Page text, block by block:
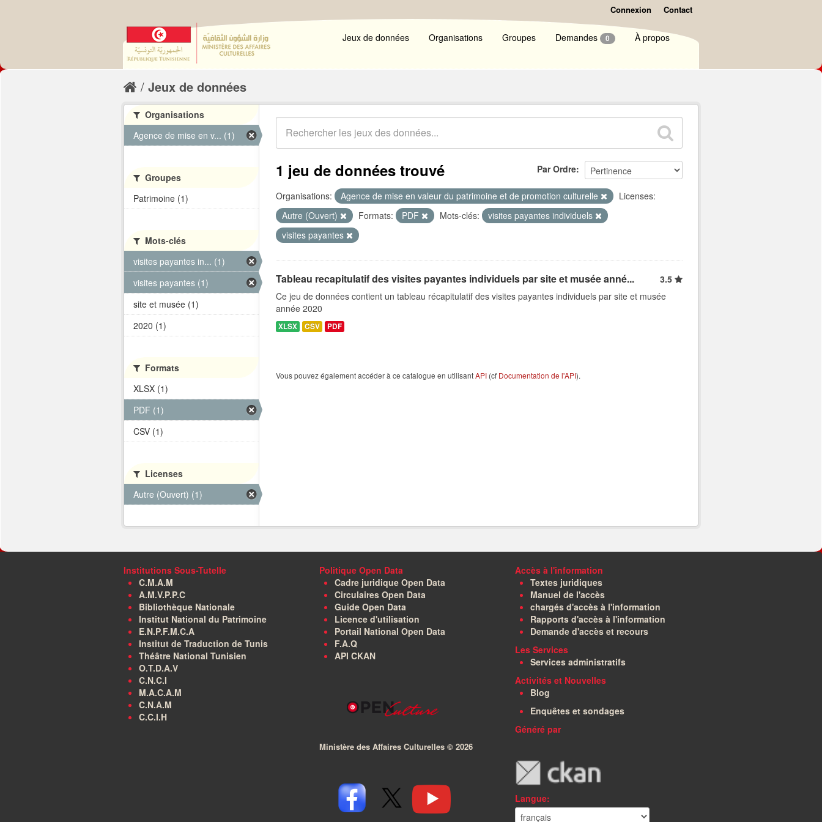
Connexion Contact
Jeux de données Organisations Groupes Demandes 0 À propos
Jeux de données
Par Ordre
1 jeu de données trouvé
Organisations: Agence de mise en valeur du patrimoine et de promotion culturelle
Licenses:
Autre (Ouvert)
Formats: PDF Mots-clés:
visites payantes individuels
visites payantes
Tableau recapitulatif des visites payantes individuels par site et musée anné...
3.5
Ce jeu de données contient un tableau récapitulatif des visites payantes individuels par site et musée
année 2020
XLSX CSV PDF
Vous pouvez également accéder à ce catalogue en utilisantAPI (cf Documentation de l'API).
Organisations
Agence de mise en v... (1)
Groupes
Patrimoine (1)
Mots-clés
visites payantes in... (1)
visites payantes (1)
site et musée (1)
2020 (1)
Formats
XLSX (1)
PDF (1)
CSV (1)
Licenses
Autre (Ouvert) (1)
Institutions Sous-Tutelle
C.M.A.M
A.M.V.P.P.C
Bibliothèque Nationale
Institut National du Patrimoine
E.N.P.F.M.C.A
Institut de Traduction de Tunis
Théâtre National Tunisien
O.T.D.A.V
C.N.C.I
M.A.C.A.M
C.N.A.M
C.C.I.H
Politique Open Data
Cadre juridique Open Data
Circulaires Open Data
Guide Open Data
Licence d'utilisation
Portail National Open Data
F.A.Q
API CKAN
Ministère des Affaires Culturelles © 2026
Accès à l'information
Textes juridiques
Manuel de l'accès
chargés d'accès à l'information
Rapports d'accès à l'information
Demande d'accès et recours
Les Services
Services administratifs
Activités et Nouvelles
Blog
Enquêtes et sondages
Généré par
Langue